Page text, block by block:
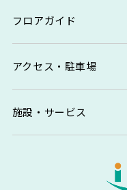
フロアガイド
アクセス・駐車場
施設・サービス